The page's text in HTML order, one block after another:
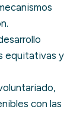
equitativas y
con las